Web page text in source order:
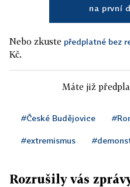
na první
Nebo zkuste předplatné bez
Kč.
Máte již
#České Budějovice
#extremismus
Rozrušily vás